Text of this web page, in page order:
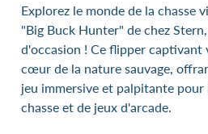
Explorez le monde de la chasse
"Big Buck Hunter" de chez
d'occasion ! Ce flipper captivant
cœur de la nature sauvage,
jeu immersive et palpitante pour
chasse et de jeux d'arcade.